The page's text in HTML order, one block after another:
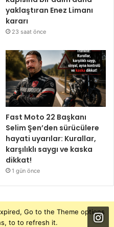
yaklaştıran Enez Limanı
kararı
23 saat önce
Fast Moto 22 Başkanı
Selim Şen’den sürücülere
hayati uyarılar: Kurallar,
karşılıklı saygı ve kaska
dikkat!
1 gün önce
Go to the Theme options
to to refresh it.